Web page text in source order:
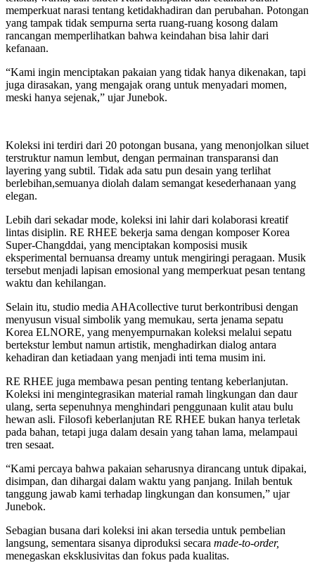
memperkuat narasi tentang ketidakhadiran dan perubahan. Potongan
yang tampak tidak sempurna serta ruang-ruang kosong dalam
rancangan memperlihatkan bahwa keindahan bisa lahir dari
kefanaan.
“Kami ingin menciptakan pakaian yang tidak hanya dikenakan, tapi
juga dirasakan, yang mengajak orang untuk menyadari momen,
meski hanya sejenak,” ujar Junebok.
Koleksi ini terdiri dari 20 potongan busana, yang menonjolkan siluet
terstruktur namun lembut, dengan permainan transparansi dan
layering yang subtil. Tidak ada satu pun desain yang terlihat
berlebihan,semuanya diolah dalam semangat kesederhanaan yang
elegan.
Lebih dari sekadar mode, koleksi ini lahir dari kolaborasi kreatif
lintas disiplin. RE RHEE bekerja sama dengan komposer Korea
Super-Changddai, yang menciptakan komposisi musik
eksperimental bernuansa dreamy untuk mengiringi peragaan. Musik
tersebut menjadi lapisan emosional yang memperkuat pesan tentang
waktu dan kehilangan.
Selain itu, studio media AHAcollective turut berkontribusi dengan
menyusun visual simbolik yang memukau, serta jenama sepatu
Korea ELNORE, yang menyempurnakan koleksi melalui sepatu
bertekstur lembut namun artistik, menghadirkan dialog antara
kehadiran dan ketiadaan yang menjadi inti tema musim ini.
RE RHEE juga membawa pesan penting tentang keberlanjutan.
Koleksi ini mengintegrasikan material ramah lingkungan dan daur
ulang, serta sepenuhnya menghindari penggunaan kulit atau bulu
hewan asli. Filosofi keberlanjutan RE RHEE bukan hanya terletak
pada bahan, tetapi juga dalam desain yang tahan lama, melampaui
tren sesaat.
“Kami percaya bahwa pakaian seharusnya dirancang untuk dipakai,
disimpan, dan dihargai dalam waktu yang panjang. Inilah bentuk
tanggung jawab kami terhadap lingkungan dan konsumen,” ujar
Junebok.
Sebagian busana dari koleksi ini akan tersedia untuk pembelian
langsung, sementara sisanya diproduksi secara made-to-order,
menegaskan eksklusivitas dan fokus pada kualitas.